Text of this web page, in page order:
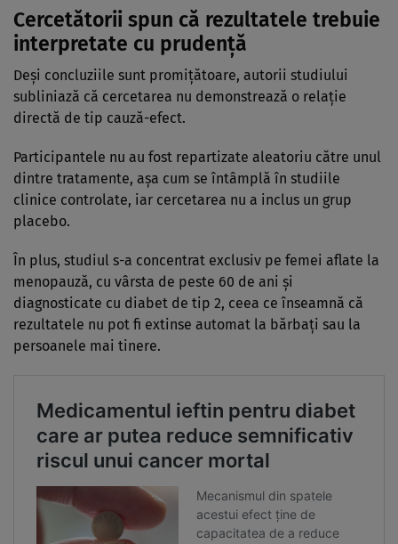
Cercetătorii spun că rezultatele trebuie
interpretate cu prudență
Deși concluziile sunt promițătoare, autorii studiului
subliniază că cercetarea nu demonstrează o relație
directă de tip cauză-efect.
Participantele nu au fost repartizate aleatoriu către unul
dintre tratamente, așa cum se întâmplă în studiile
clinice controlate, iar cercetarea nu a inclus un grup
placebo.
În plus, studiul s-a concentrat exclusiv pe femei aflate la
menopauză, cu vârsta de peste 60 de ani și
diagnosticate cu diabet de tip 2, ceea ce înseamnă că
rezultatele nu pot fi extinse automat la bărbați sau la
persoanele mai tinere.